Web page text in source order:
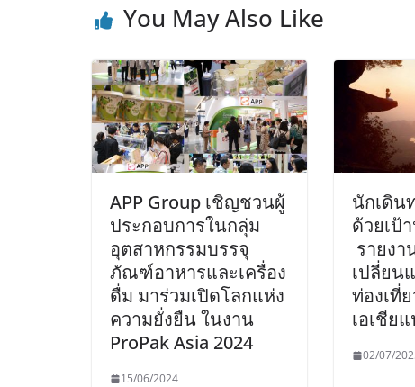
You May Also Like
APP Group เชิญชวนผู้
ประกอบการในกลุ่ม
อุตสาหกรรมบรรจุ
ภัณฑ์อาหารและเครื่อง
ดื่ม มาร่วมเปิดโลกแห่ง
ความยั่งยืน ในงาน
ProPak Asia 2024
15/06/2024
นักเดิน
ด้วยเป้
รายงา
เปลี่ยน
ท่องเที่
เอเชีย
02/07/